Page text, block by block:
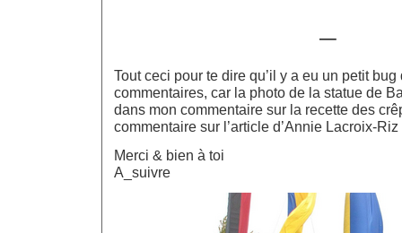
—
Tout ceci pour te dire qu’il y a eu un petit bug
commentaires, car la photo de la statue de
dans mon commentaire sur la recette des
commentaire sur l’article d’Annie Lacroix-
Merci & bien à toi
A_suivre